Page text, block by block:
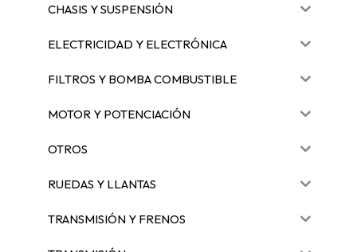
CHASIS Y SUSPENSIÓN
ELECTRICIDAD Y ELECTRÓNICA
FILTROS Y BOMBA COMBUSTIBLE
MOTOR Y POTENCIACIÓN
OTROS
RUEDAS Y LLANTAS
TRANSMISIÓN Y FRENOS